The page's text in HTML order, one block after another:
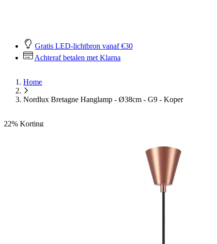
Gratis LED-lichtbron vanaf €30
Achteraf betalen met Klarna
Home
Nordlux Bretagne Hanglamp - Ø38cm - G9 - Koper
22% Korting